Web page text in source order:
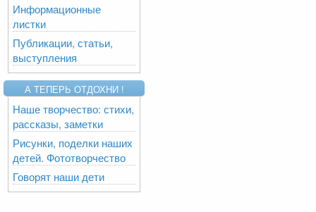
Информационные
листки
Публикации, статьи,
выступления
А ТЕПЕРЬ ОТДОХНИ !
Наше творчество: стихи,
рассказы, заметки
Рисунки, поделки наших
детей. Фототворчество
Говорят наши дети